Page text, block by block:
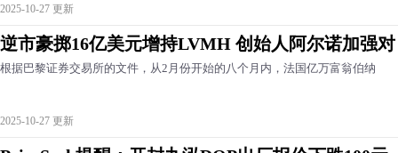
2025-10-27 更新
逆市豪掷16亿美元增持LVMH 创始人阿尔诺加强对
根据巴黎证券交易所的文件，从2月份开始的八个月内，法国亿万富翁伯纳
2025-10-27 更新